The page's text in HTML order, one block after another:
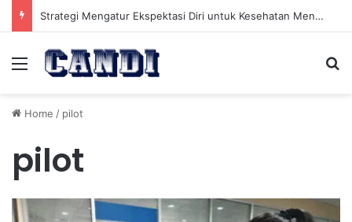
Strategi Mengatur Ekspektasi Diri untuk Kesehatan Mental yang Lebih Seimbang
Menu
Home / pilot
pilot